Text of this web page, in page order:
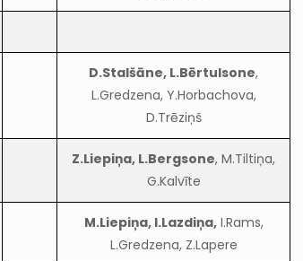
D.Stalšāne, L.Bērtulsone,
L.Gredzena, Y.Horbachova,
D.Trēziņš
Z.Liepiņa, L.Bergsone, M.Tiltiņa,
G.Kalvīte
M.Liepiņa, I.Lazdiņa,I.Rams,
L.Gredzena, Z.Lapere